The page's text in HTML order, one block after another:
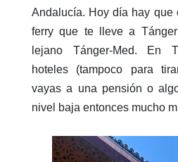
Andalucía. Hoy día hay que
ferry que te lleve a
lejano Tánger-Med. En
hoteles (tampoco para
vayas a una pensión o
nivel baja entonces mucho